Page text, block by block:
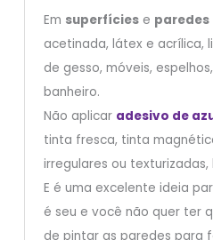
Em superfíciese paredes
acetinada, látex e acrílica,
de gesso, móveis,
banheiro.
Não aplicar adesivo de
tinta fresca, tinta
irregulares ou
E é uma excelente ideia
é seu e você não quer ter
de pintar as paredes para